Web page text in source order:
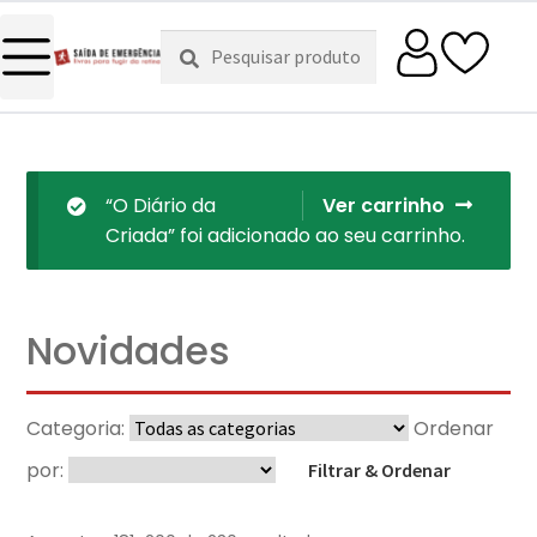
Pesquisar
por:
Pesquisa
Ver carrinho
“O Diário da
Criada” foi adicionado ao seu carrinho.
Novidades
Categoria:
Ordenar
por:
Filtrar & Ordenar